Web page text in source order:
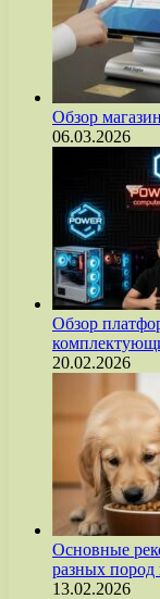
Обзор
06.03.2026
Обзор
20.02.2026
Основные
разных
13.02.2026